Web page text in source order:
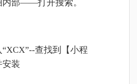
内部——打开搜索。
查找到【小程
安装